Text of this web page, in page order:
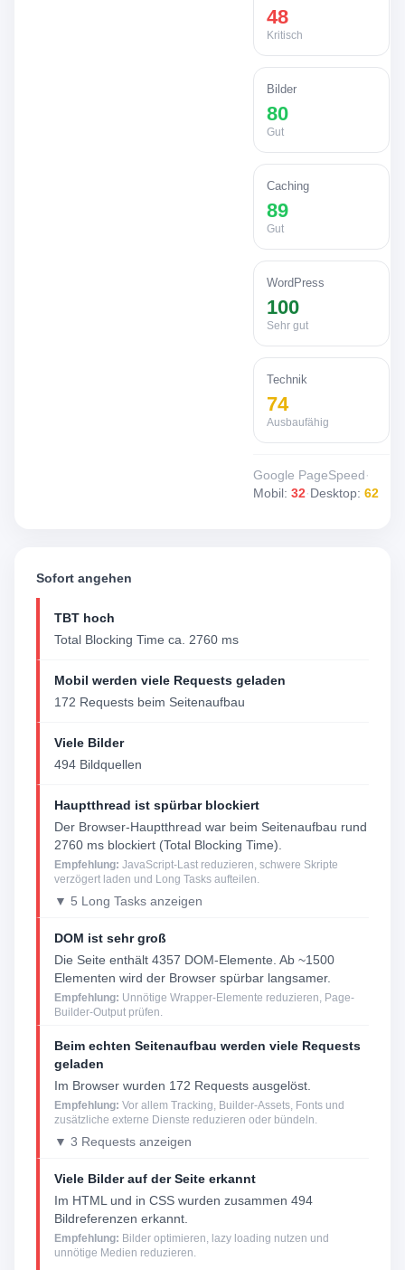
48
Kritisch
Bilder
80
Gut
Caching
89
Gut
WordPress
100
Sehr gut
Technik
74
Ausbaufähig
Google PageSpeed·
Mobil: 32·Desktop: 62
Sofort angehen
TBT hoch
Total Blocking Time ca. 2760 ms
Mobil werden viele Requests geladen
172 Requests beim Seitenaufbau
Viele Bilder
494 Bildquellen
Hauptthread ist spürbar blockiert
Der Browser-Hauptthread war beim Seitenaufbau rund
2760 ms blockiert (Total Blocking Time).
Empfehlung: JavaScript-Last reduzieren, schwere Skripte
verzögert laden und Long Tasks aufteilen.
▼ 5 Long Tasks anzeigen
DOM ist sehr groß
Die Seite enthält 4357 DOM-Elemente. Ab ~1500
Elementen wird der Browser spürbar langsamer.
Empfehlung: Unnötige Wrapper-Elemente reduzieren, Page-
Builder-Output prüfen.
Beim echten Seitenaufbau werden viele Requests
geladen
Im Browser wurden 172 Requests ausgelöst.
Empfehlung: Vor allem Tracking, Builder-Assets, Fonts und
zusätzliche externe Dienste reduzieren oder bündeln.
▼ 3 Requests anzeigen
Viele Bilder auf der Seite erkannt
Im HTML und in CSS wurden zusammen 494
Bildreferenzen erkannt.
Empfehlung: Bilder optimieren, lazy loading nutzen und
unnötige Medien reduzieren.